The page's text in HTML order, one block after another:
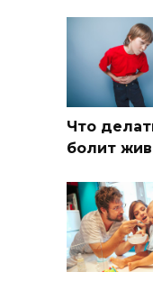
Что
болит